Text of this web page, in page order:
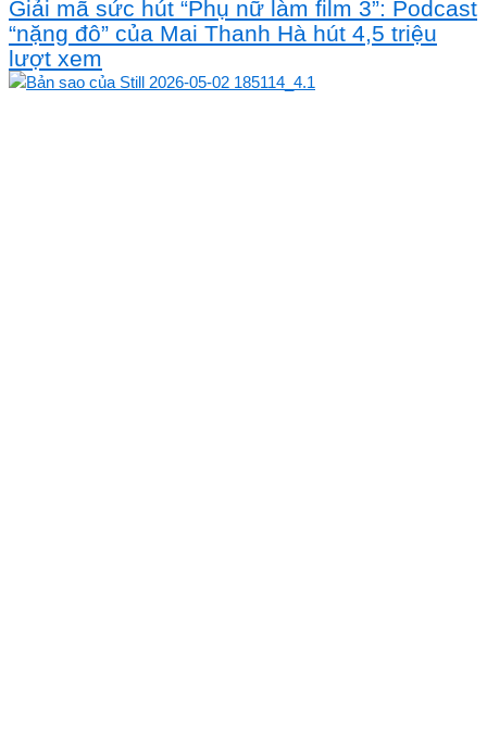
Giải mã sức hút “Phụ nữ làm film 3”: Podcast
“nặng đô” của Mai Thanh Hà hút 4,5 triệu
lượt xem